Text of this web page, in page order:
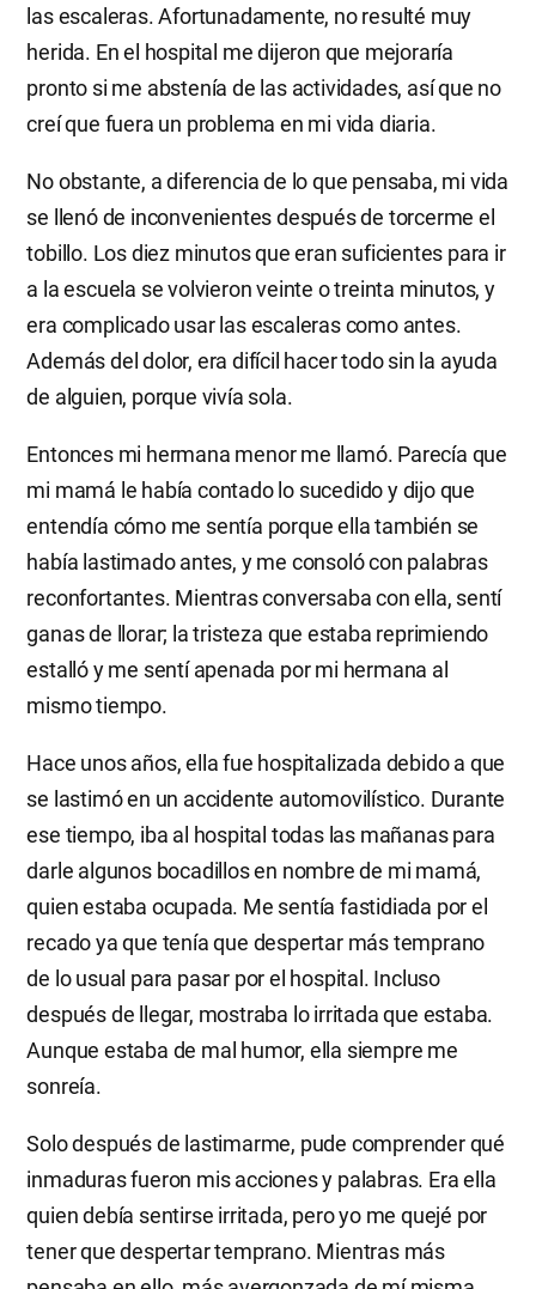
las escaleras. Afortunadamente, no resulté muy
herida. En el hospital me dijeron que mejoraría
pronto si me abstenía de las actividades, así que no
creí que fuera un problema en mi vida diaria.
No obstante, a diferencia de lo que pensaba, mi vida
se llenó de inconvenientes después de torcerme el
tobillo. Los diez minutos que eran suficientes para ir
a la escuela se volvieron veinte o treinta minutos, y
era complicado usar las escaleras como antes.
Además del dolor, era difícil hacer todo sin la ayuda
de alguien, porque vivía sola.
Entonces mi hermana menor me llamó. Parecía que
mi mamá le había contado lo sucedido y dijo que
entendía cómo me sentía porque ella también se
había lastimado antes, y me consoló con palabras
reconfortantes. Mientras conversaba con ella, sentí
ganas de llorar; la tristeza que estaba reprimiendo
estalló y me sentí apenada por mi hermana al
mismo tiempo.
Hace unos años, ella fue hospitalizada debido a que
se lastimó en un accidente automovilístico. Durante
ese tiempo, iba al hospital todas las mañanas para
darle algunos bocadillos en nombre de mi mamá,
quien estaba ocupada. Me sentía fastidiada por el
recado ya que tenía que despertar más temprano
de lo usual para pasar por el hospital. Incluso
después de llegar, mostraba lo irritada que estaba.
Aunque estaba de mal humor, ella siempre me
sonreía.
Solo después de lastimarme, pude comprender qué
inmaduras fueron mis acciones y palabras. Era ella
quien debía sentirse irritada, pero yo me quejé por
tener que despertar temprano. Mientras más